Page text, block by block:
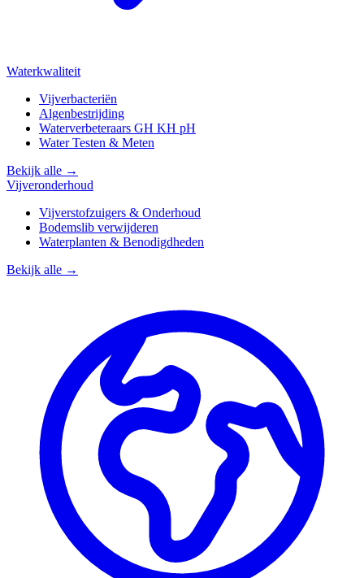
Waterkwaliteit
Vijverbacteriën
Algenbestrijding
Waterverbeteraars GH KH pH
Water Testen & Meten
Bekijk alle →
Vijveronderhoud
Vijverstofzuigers & Onderhoud
Bodemslib verwijderen
Waterplanten & Benodigdheden
Bekijk alle →